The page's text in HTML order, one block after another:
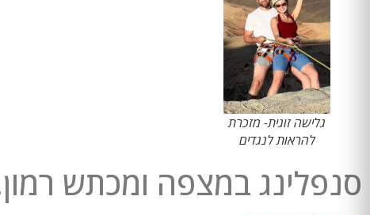
גלישה זוגית- מזכרת
להראות לנגדים
סנפלינג במצפה ומכתש